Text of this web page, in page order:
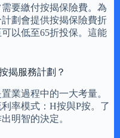
要繳付按揭保險費。為
劃會提供按揭保險費折
以低至65折投保。這能
揭服務計劃？
業過程中的一大考量。
率模式：H按與P按。了
明智的決定。